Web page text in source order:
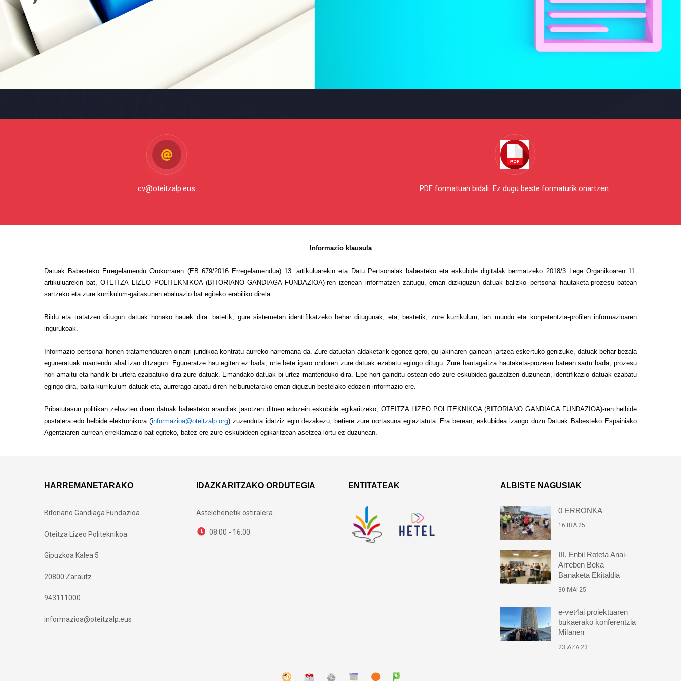
cv@oteitzalp.eus PDF formatuan bidali. Ez dugu beste formaturik onartzen.
Informazio klausula
Datuak Babesteko Erregelamendu Orokorraren (EB 679/2016 Erregelamendua) 13. artikuluarekin eta Datu Pertsonalak babesteko eta eskubide digitalak bermatzeko 2018/3 Lege Organikoaren 11.
artikuluarekin bat, OTEITZA LIZEO POLITEKNIKOA (BITORIANO GANDIAGA FUNDAZIOA)-ren izenean informatzen zaitugu, eman dizkiguzun datuak balizko pertsonal hautaketa-prozesu batean
sartzeko eta zure kurrikulum-gaitasunen ebaluazio bat egiteko erabiliko direla.
Bildu eta tratatzen ditugun datuak honako hauek dira: batetik, gure sistemetan identifikatzeko behar ditugunak; eta, bestetik, zure kurrikulum, lan mundu eta konpetentzia-profilen informazioaren
ingurukoak.
Informazio pertsonal honen tratamenduaren oinarri juridikoa kontratu aurreko harremana da. Zure datuetan aldaketarik egonez gero, gu jakinaren gainean jartzea eskertuko genizuke, datuak behar bezala
eguneratuak mantendu ahal izan ditzagun. Eguneratze hau egiten ez bada, urte bete igaro ondoren zure datuak ezabatu egingo ditugu. Zure hautagaitza hautaketa-prozesu batean sartu bada, prozesu
hori amaitu eta handik bi urtera ezabatuko dira zure datuak. Emandako datuak bi urtez mantenduko dira. Epe hori gainditu ostean edo zure eskubidea gauzatzen duzunean, identifikazio datuak ezabatu
egingo dira, baita kurrikulum datuak eta, aurrerago aipatu diren helburuetarako eman diguzun bestelako edozein informazio ere.
Pribatutasun politikan zehazten diren datuak babesteko araudiak jasotzen dituen edozein eskubide egikaritzeko, OTEITZA LIZEO POLITEKNIKOA (BITORIANO GANDIAGA FUNDAZIOA)-ren helbide
postalera edo helbide elektronikora (informazioa@oteitzalp.org) zuzenduta idatziz egin dezakezu, betiere zure nortasuna egiaztatuta. Era berean, eskubidea izango duzu Datuak Babesteko Espainiako
Agentziaren aurrean erreklamazio bat egiteko, batez ere zure eskubideen egikaritzean asetzea lortu ez duzunean.
HARREMANETARAKO
Bitoriano Gandiaga Fundazioa
Oteitza Lizeo Politeknikoa
Gipuzkoa Kalea 5
20800 Zarautz
943111000
informazioa@oteitzalp.eus
IDAZKARITZAKO ORDUTEGIA
Astelehenetik ostiralera
08:00 - 16:00
ENTITATEAK ALBISTE NAGUSIAK
0 ERRONKA
16 IRA 25
III. Enbil Roteta Anai-
Arreben Beka
Banaketa Ekitaldia
30 MAI 25
e-vet4ai proiektuaren
bukaerako konferentzia
Milanen
23 AZA 23